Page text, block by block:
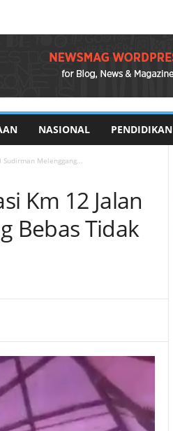
NASIONAL PENDIDIKAN
Sudirman Melenggang...
Km 12 Jalan
Bebas Tidak